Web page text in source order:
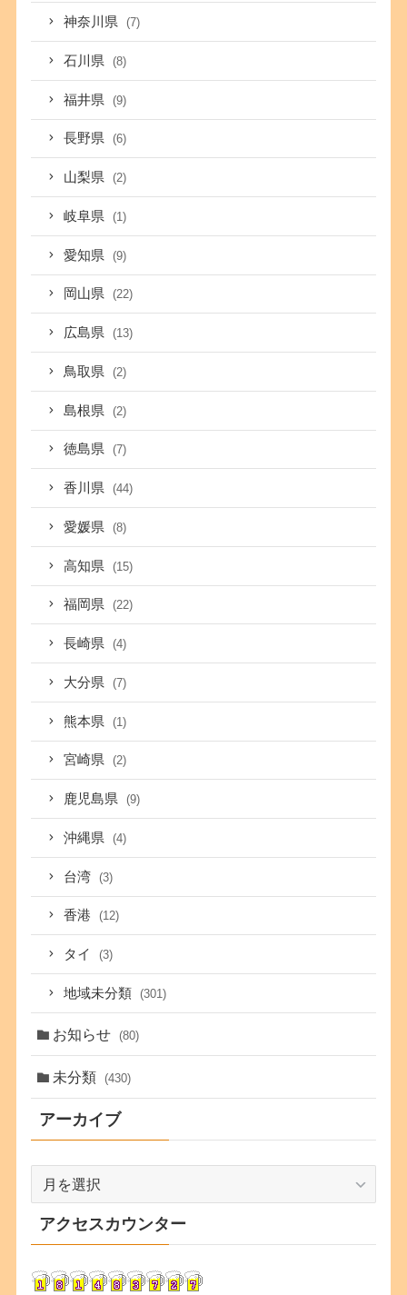
神奈川県 (7)
石川県 (8)
福井県 (9)
長野県 (6)
山梨県 (2)
岐阜県 (1)
愛知県 (9)
岡山県 (22)
広島県 (13)
鳥取県 (2)
島根県 (2)
徳島県 (7)
香川県 (44)
愛媛県 (8)
高知県 (15)
福岡県 (22)
長崎県 (4)
大分県 (7)
熊本県 (1)
宮崎県 (2)
鹿児島県 (9)
沖縄県 (4)
台湾 (3)
香港 (12)
タイ (3)
地域未分類 (301)
お知らせ (80)
未分類 (430)
アーカイブ
カ
イ
アクセスカウンター